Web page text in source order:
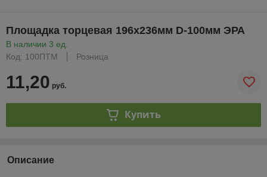
Площадка торцевая 196х236мм D-100мм ЭРА
В наличии 3 ед.
Код: 100ПТМ
Розница
11,20 руб.
Купить
Описание